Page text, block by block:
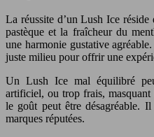
La réussite d’un Lush Ice réside
pastèque et la fraîcheur du
une harmonie gustative
juste milieu pour offrir une
Un Lush Ice mal équilibré
artificiel, ou trop frais, masquant
le goût peut être désagréable.
marques réputées.